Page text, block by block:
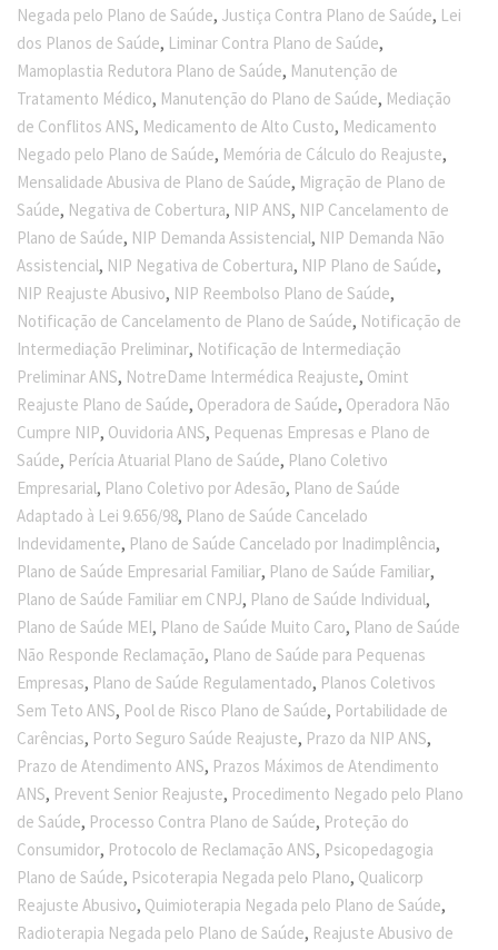
Negada pelo Plano de Saúde, Justiça Contra Plano de Saúde, Lei
dos Planos de Saúde, Liminar Contra Plano de Saúde,
Mamoplastia Redutora Plano de Saúde, Manutenção de
Tratamento Médico, Manutenção do Plano de Saúde, Mediação
de Conflitos ANS, Medicamento de Alto Custo, Medicamento
Negado pelo Plano de Saúde, Memória de Cálculo do Reajuste,
Mensalidade Abusiva de Plano de Saúde, Migração de Plano de
Saúde, Negativa de Cobertura, NIP ANS, NIP Cancelamento de
Plano de Saúde, NIP Demanda Assistencial, NIP Demanda Não
Assistencial, NIP Negativa de Cobertura, NIP Plano de Saúde,
NIP Reajuste Abusivo, NIP Reembolso Plano de Saúde,
Notificação de Cancelamento de Plano de Saúde, Notificação de
Intermediação Preliminar, Notificação de Intermediação
Preliminar ANS, NotreDame Intermédica Reajuste, Omint
Reajuste Plano de Saúde, Operadora de Saúde, Operadora Não
Cumpre NIP, Ouvidoria ANS, Pequenas Empresas e Plano de
Saúde, Perícia Atuarial Plano de Saúde, Plano Coletivo
Empresarial, Plano Coletivo por Adesão, Plano de Saúde
Adaptado à Lei 9.656/98, Plano de Saúde Cancelado
Indevidamente, Plano de Saúde Cancelado por Inadimplência,
Plano de Saúde Empresarial Familiar, Plano de Saúde Familiar,
Plano de Saúde Familiar em CNPJ, Plano de Saúde Individual,
Plano de Saúde MEI, Plano de Saúde Muito Caro, Plano de Saúde
Não Responde Reclamação, Plano de Saúde para Pequenas
Empresas, Plano de Saúde Regulamentado, Planos Coletivos
Sem Teto ANS, Pool de Risco Plano de Saúde, Portabilidade de
Carências, Porto Seguro Saúde Reajuste, Prazo da NIP ANS,
Prazo de Atendimento ANS, Prazos Máximos de Atendimento
ANS, Prevent Senior Reajuste, Procedimento Negado pelo Plano
de Saúde, Processo Contra Plano de Saúde, Proteção do
Consumidor, Protocolo de Reclamação ANS, Psicopedagogia
Plano de Saúde, Psicoterapia Negada pelo Plano, Qualicorp
Reajuste Abusivo, Quimioterapia Negada pelo Plano de Saúde,
Radioterapia Negada pelo Plano de Saúde, Reajuste Abusivo de